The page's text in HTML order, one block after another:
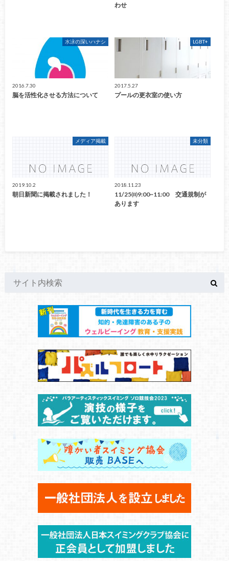
わせ
水泳の深いハナシ
2016.7.30
脳を活性化させる方法について
LGBT+
2017.5.27
プールの更衣室の使い方
メディア掲載
2019.10.2
朝日新聞に掲載されました！
未分類
2018.11.23
11/25㈰9:00~11:00 交通規制が
あります